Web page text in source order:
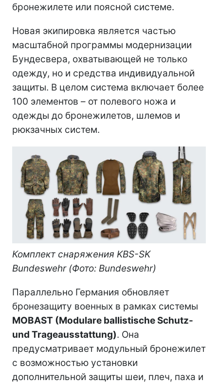
бронежилете или поясной системе.
Новая экипировка является частью
масштабной программы модернизации
Бундесвера, охватывающей не только
одежду, но и средства индивидуальной
защиты. В целом система включает более
100 элементов – от полевого ножа и
одежды до бронежилетов, шлемов и
рюкзачных систем.
Комплект снаряжения KBS-SK
Bundeswehr (Фото: Bundeswehr)
Параллельно Германия обновляет
бронезащиту военных в рамках системы
MOBAST (Modulare ballistische Schutz-
und Trageausstattung). Она
предусматривает модульный бронежилет
с возможностью установки
дополнительной защиты шеи, плеч, паха и